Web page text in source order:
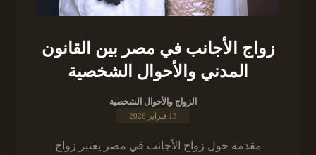
زواج الأجانب في مصر بين القانون
المدني والأحوال الشخصية
الزواج والأحوال الشخصية
13 فبراير 2026
مقدمة حول زواج الأجانب في مصر يعتبر زواج